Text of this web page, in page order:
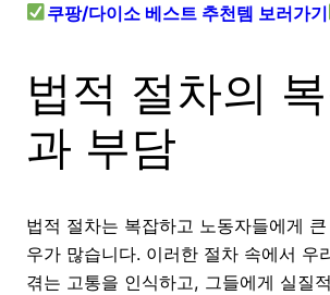
쿠팡/다이소 베스트 추천템 보러가기
법적 절차의
과 부담
법적 절차는 복잡하고 노동자들에게
우가 많습니다. 이러한 절차 속에서 우
겪는 고통을 인식하고, 그들에게 실질